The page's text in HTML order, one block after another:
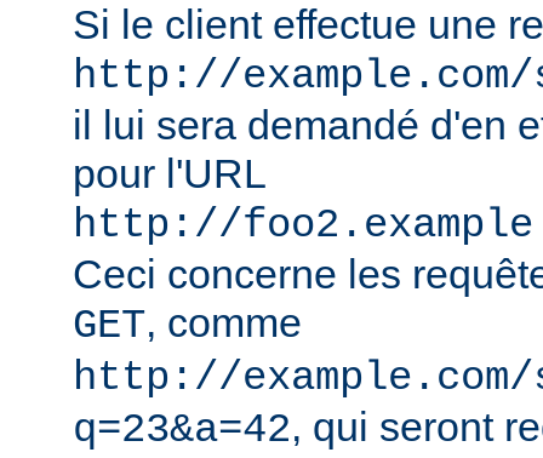
Si le client effectue une
http://
il lui sera demandé d'en
pour l'URL
http://
Ceci concerne les
GET, comme
http://
q=23&a=42, qui seront